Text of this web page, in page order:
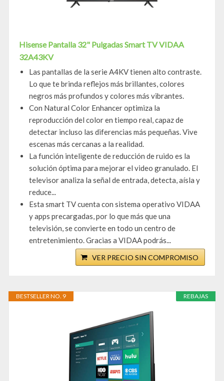
Hisense Pantalla 32" Pulgadas Smart TV VIDAA
32A43KV
Las pantallas de la serie A4KV tienen alto contraste.
Lo que te brinda reflejos más brillantes, colores
negros más profundos y colores más vibrantes.
Con Natural Color Enhancer optimiza la
reproducción del color en tiempo real, capaz de
detectar incluso las diferencias más pequeñas. Vive
escenas más cercanas a la realidad.
La función inteligente de reducción de ruido es la
solución óptima para mejorar el video granulado. El
televisor analiza la señal de entrada, detecta, aísla y
reduce...
Esta smart TV cuenta con sistema operativo VIDAA
y apps precargadas, por lo que más que una
televisión, se convierte en todo un centro de
entretenimiento. Gracias a VIDAA podrás...
VER PRECIO SIN COMPROMISO
REBAJAS
BESTSELLER NO. 9